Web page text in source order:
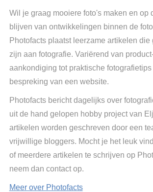
Wil je graag mooiere foto's maken en op
blijven van ontwikkelingen binnen de
Photofacts plaatst leerzame artikelen die
zijn aan fotografie. Variërend van
aankondiging tot praktische fotografietips
bespreking van een website.
Photofacts bericht dagelijks over
uit de hand gelopen hobby project van
artikelen worden geschreven door een
vrijwillige bloggers. Mocht je het leuk
of meerdere artikelen te schrijven op
neem dan contact op.
Meer over Photofacts